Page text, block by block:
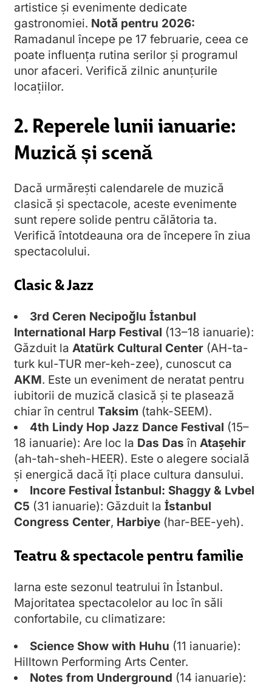
artistice și evenimente dedicate
gastronomiei. Notă pentru 2026:
Ramadanul începe pe 17 februarie, ceea ce
poate influența rutina serilor și programul
unor afaceri. Verifică zilnic anunțurile
locațiilor.
2. Reperele lunii ianuarie:
Muzică și scenă
Dacă urmărești calendarele de muzică
clasică și spectacole, aceste evenimente
sunt repere solide pentru călătoria ta.
Verifică întotdeauna ora de începere în ziua
spectacolului.
Clasic & Jazz
3rd Ceren Necipoğlu İstanbul
International Harp Festival (13–18 ianuarie):
Găzduit la Atatürk Cultural Center (AH-ta-
turk kul-TUR mer-keh-zee), cunoscut ca
AKM. Este un eveniment de neratat pentru
iubitorii de muzică clasică și te plasează
chiar în centrul Taksim (tahk-SEEM).
4th Lindy Hop Jazz Dance Festival (15–
18 ianuarie): Are loc la Das Das în Ataşehir
(ah-tah-sheh-HEER). Este o alegere socială
și energică dacă îți place cultura dansului.
Incore Festival İstanbul: Shaggy & Lvbel
C5 (31 ianuarie): Găzduit la İstanbul
Congress Center, Harbiye (har-BEE-yeh).
Teatru & spectacole pentru familie
Iarna este sezonul teatrului în İstanbul.
Majoritatea spectacolelor au loc în săli
confortabile, cu climatizare:
Science Show with Huhu (11 ianuarie):
Hilltown Performing Arts Center.
Notes from Underground (14 ianuarie):